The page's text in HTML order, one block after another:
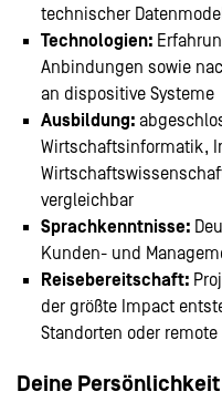
technischer
Technologien:
Anbindungen sowie
an dispositive Systeme
Ausbildung:
Wirtschaftsinformatik,
vergleichbar
Sprachkenntnisse:
Kunden- und
Reisebereitschaft:
der größte Impact
Standorten oder remote
Deine Persönlichkeit